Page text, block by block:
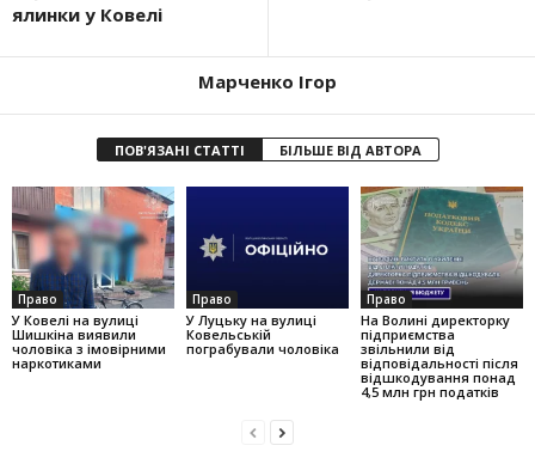
ялинки у Ковелі
Марченко Ігор
ПОВ'ЯЗАНІ СТАТТІ БІЛЬШЕ ВІД АВТОРА
Право
У Ковелі на вулиці
Шишкіна виявили
чоловіка з імовірними
наркотиками
Право
У Луцьку на вулиці
Ковельській
пограбували чоловіка
Право
На Волині директорку
підприємства
звільнили від
відповідальності після
відшкодування понад
4,5 млн грн податків